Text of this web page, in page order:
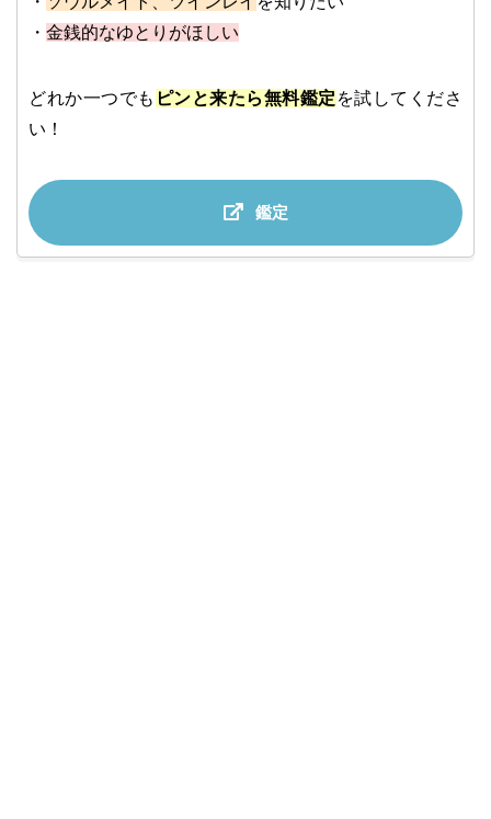
・ 金銭的なゆとりがほしい
どれか一つでも ピンと来たら無料鑑定 を試してくださ
い！
鑑定